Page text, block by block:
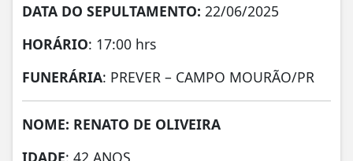
DATA DO SEPULTAMENTO: 22/06/2025
HORÁRIO: 17:00 hrs
FUNERÁRIA: PREVER – CAMPO MOURÃO/PR
NOME: RENATO DE OLIVEIRA